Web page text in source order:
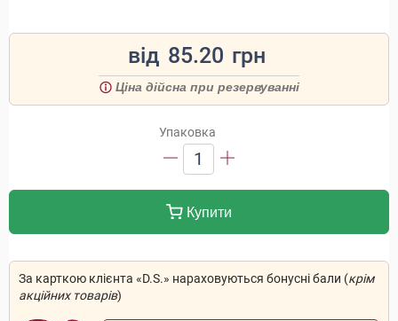
від 85.20 грн
Ціна дійсна при резервуванні
Упаковка
1
Купити
За карткою клієнта «D.S.» нараховуються бонусні бали (крім
акційних товарів)